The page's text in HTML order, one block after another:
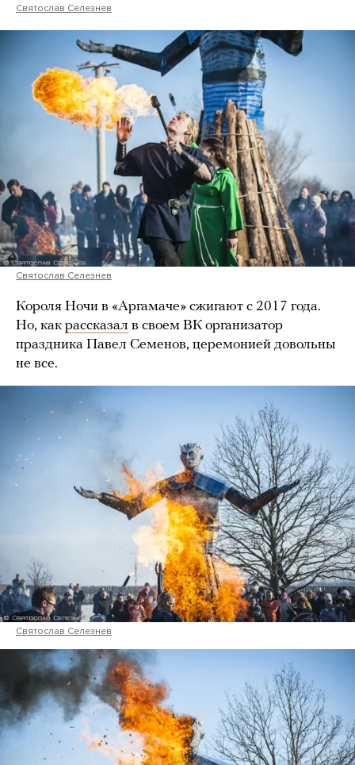
Святослав Селезнев
Святослав Селезнев
Короля Ночи в «Аргамаче» сжигают с 2017 года.
Но, как рассказал в своем ВК организатор
праздника Павел Семенов, церемонией довольны
не все.
Святослав Селезнев